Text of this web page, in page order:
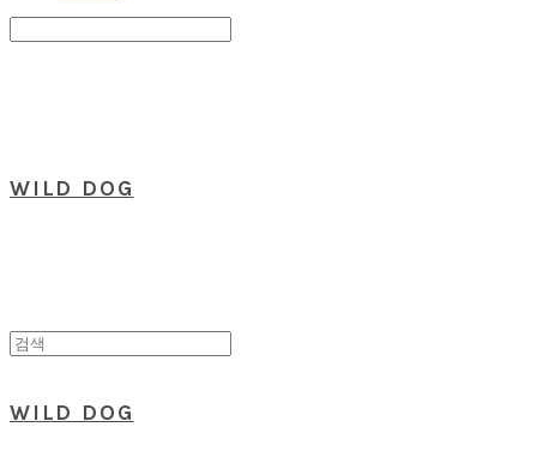
WILD DOG
WILD DOG